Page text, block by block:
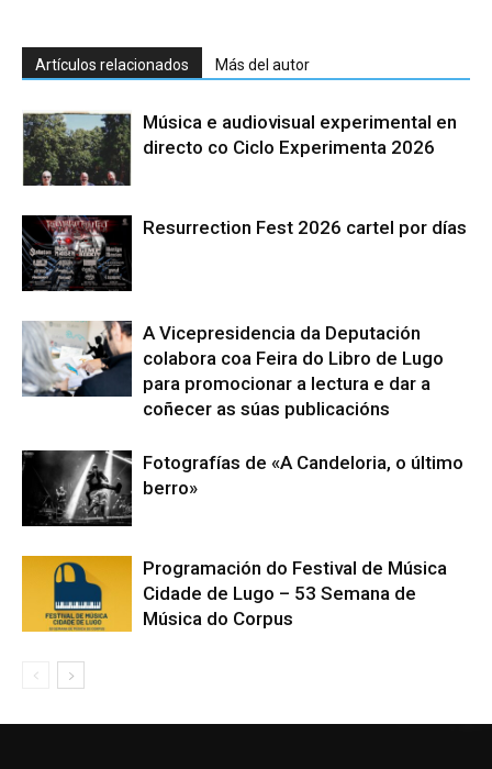
Artículos relacionados Más del autor
Música e audiovisual experimental en
directo co Ciclo Experimenta 2026
Resurrection Fest 2026 cartel por días
A Vicepresidencia da Deputación
colabora coa Feira do Libro de Lugo
para promocionar a lectura e dar a
coñecer as súas publicacións
Fotografías de «A Candeloria, o último
berro»
Programación do Festival de Música
Cidade de Lugo – 53 Semana de
Música do Corpus